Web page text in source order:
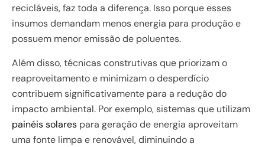
recicláveis, faz toda a diferença. Isso porque esses
insumos demandam menos energia para produção e
possuem menor emissão de poluentes.
Além disso, técnicas construtivas que priorizam o
reaproveitamento e minimizam o desperdício
contribuem significativamente para a redução do
impacto ambiental. Por exemplo, sistemas que utilizam
painéis solares para geração de energia aproveitam
uma fonte limpa e renovável, diminuindo a